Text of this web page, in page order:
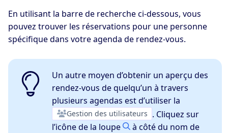
En utilisant la barre de recherche ci-dessous, vous
pouvez trouver les réservations pour une personne
spécifique dans votre agenda de rendez-vous.
Un autre moyen d’obtenir un aperçu des
rendez-vous de quelqu’un à travers
plusieurs agendas est d’utiliser la
Gestion des utilisateurs . Cliquez sur
l’icône de la loupe
à côté du nom de